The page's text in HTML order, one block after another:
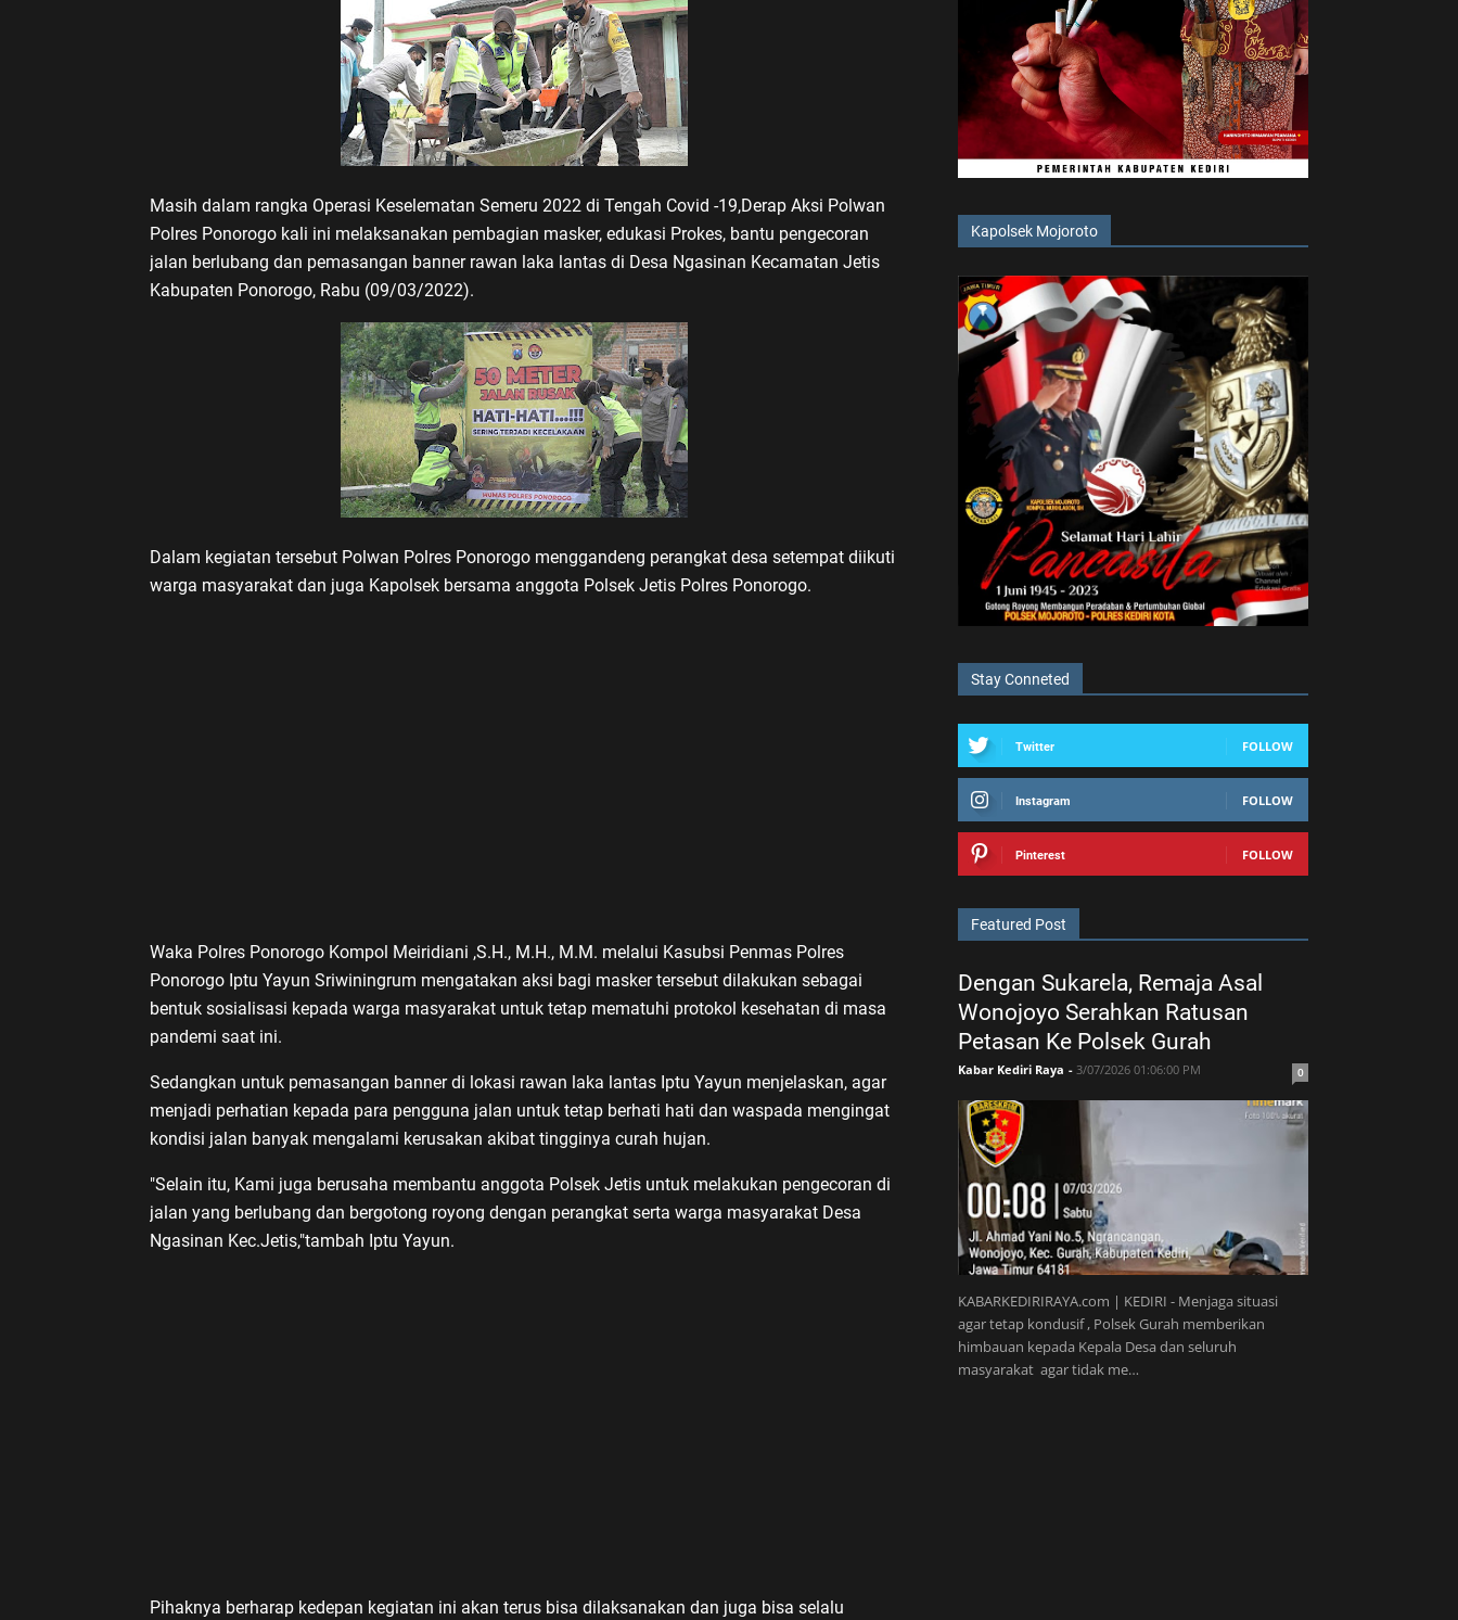
Masih dalam rangka Operasi Keselematan Semeru 2022 di Tengah Covid -19,Derap Aksi Polwan
Polres Ponorogo kali ini melaksanakan pembagian masker, edukasi Prokes, bantu pengecoran
jalan berlubang dan pemasangan banner rawan laka lantas di Desa Ngasinan Kecamatan Jetis
Kabupaten Ponorogo, Rabu (09/03/2022).
Dalam kegiatan tersebut Polwan Polres Ponorogo menggandeng perangkat desa setempat diikuti
warga masyarakat dan juga Kapolsek bersama anggota Polsek Jetis Polres Ponorogo.
Waka Polres Ponorogo Kompol Meiridiani ,S.H., M.H., M.M. melalui Kasubsi Penmas Polres
Ponorogo Iptu Yayun Sriwiningrum mengatakan aksi bagi masker tersebut dilakukan sebagai
bentuk sosialisasi kepada warga masyarakat untuk tetap mematuhi protokol kesehatan di masa
pandemi saat ini.
Sedangkan untuk pemasangan banner di lokasi rawan laka lantas Iptu Yayun menjelaskan, agar
menjadi perhatian kepada para pengguna jalan untuk tetap berhati hati dan waspada mengingat
kondisi jalan banyak mengalami kerusakan akibat tingginya curah hujan.
"Selain itu, Kami juga berusaha membantu anggota Polsek Jetis untuk melakukan pengecoran di
jalan yang berlubang dan bergotong royong dengan perangkat serta warga masyarakat Desa
Ngasinan Kec.Jetis,"tambah Iptu Yayun.
Pihaknya berharap kedepan kegiatan ini akan terus bisa dilaksanakan dan juga bisa selalu
Kapolsek Mojoroto
Stay Conneted
Twitter FOLLOW
Instagram FOLLOW
Pinterest FOLLOW
Featured Post
Dengan Sukarela, Remaja Asal
Wonojoyo Serahkan Ratusan
Petasan Ke Polsek Gurah
Kabar Kediri Raya - 3/07/2026 01:06:00 PM 0
KABARKEDIRIRAYA.com | KEDIRI - Menjaga situasi
agar tetap kondusif , Polsek Gurah memberikan
himbauan kepada Kepala Desa dan seluruh
masyarakat agar tidak me…